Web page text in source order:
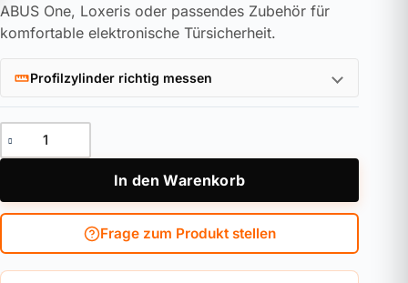
ABUS One, Loxeris oder passendes Zubehör für
komfortable elektronische Türsicherheit.
Profilzylinder richtig messen
Bluetooth®-Tastatur HomeTec Pro CFT3100 weiß Menge
In den Warenkorb
Frage zum Produkt stellen